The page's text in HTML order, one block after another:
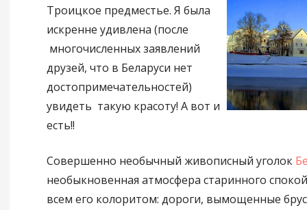
Троицкое предместье. Я была
искренне удивлена (после
многочисленных заявлений
друзей, что в Беларуси нет
достопримечательностей)
увидеть такую красоту! А вот и
есть!!
Совершенно необычный живописный уголок
необыкновенная атмосфера старинного
всем его колоритом: дороги, вымощенные